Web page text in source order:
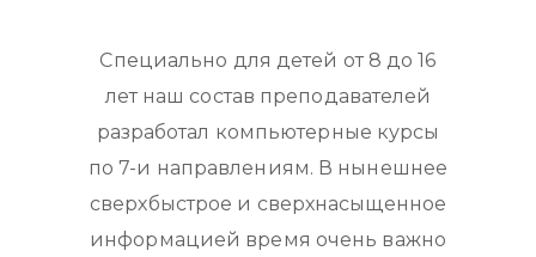
Специально для детей от 8 до 16
лет наш состав преподавателей
разработал компьютерные курсы
по7-и направлениям. В нынешнее
сверхбыстрое и сверхнасыщенное
информацией время очень важно